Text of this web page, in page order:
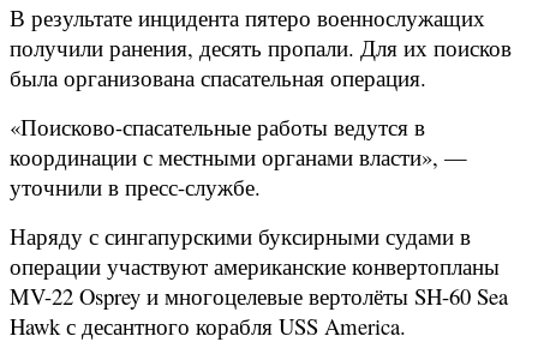
В результате инцидента пятеро военнослужащих
получили ранения, десять пропали. Для их поисков
была организована спасательная операция.
«Поисково-спасательные работы ведутся в
координации с местными органами власти», —
уточнили в пресс-службе.
Наряду с сингапурскими буксирными судами в
операции участвуют американские конвертопланы
MV-22 Osprey и многоцелевые вертолёты SH-60 Sea
Hawk с десантного корабля USS America.